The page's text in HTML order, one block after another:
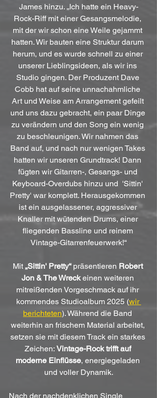
James hinzu. „Ich hatte ein Heavy-
Rock-Riff mit einer Gesangsmelodie,
mit der wir schon eine Weile gejammt
hatten. Wir bauten eine Struktur darum
herum, und es wurde schnell zu einer
unserer Lieblingsideen, als wir ins
Studio gingen. Der Produzent Dave
Cobb hat auf seine unnachahmliche
Art und Weise am Arrangement gefeilt
und uns dazu gebracht, ein paar Dinge
zu verändern und den Song ein wenig
zu beschleunigen. Wir nahmen das
Band auf, und nach nur wenigen Takes
hatten wir unseren Grundtrack! Dann
fügten wir Gitarren-, Gesangs- und
Keyboard-Overdubs hinzu und  'Sittin'
Pretty' war komplett. Herausgekommen
ist ein ausgelassener, aggressiver
Knaller mit wütenden Drums, einer
fliegenden Bassline und reinem
Vintage-Gitarrenfeuerwerk!“
Mit „Sittin' Pretty“ präsentieren Robert
Jon & The Wreck einen weiteren
mitreißenden Vorgeschmack auf ihr
kommendes Studioalbum 2025 (wir
berichteten). Während die Band
weiterhin an frischem Material arbeitet,
setzen sie mit diesem Track ein starkes
Zeichen: Vintage-Rock trifft auf
moderne Einflüsse, energiegeladen
und voller Dynamik.
Nach der nachdenklichen Single